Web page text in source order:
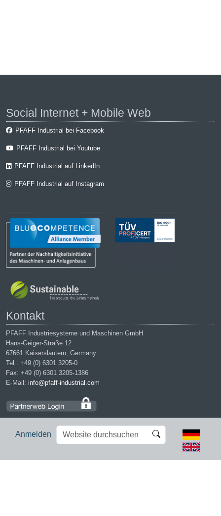
Anmelden
Website
durchsuchen
Erweiterte
Suche…
Social Internet + Mobile Web
PFAFF Industrial bei Facebook
PFAFF Industrial bei Youtube
PFAFF Industrial auf LinkedIn
PFAFF Industrial auf Instagram
Kontakt
PFAFF Industriesysteme und Maschinen GmbH
Hans-Geiger-Straße 12
67661 Kaiserslautern, Germany
Tel.: +49 (0) 6301 3205-0
Fax: +49 (0) 6301 3205-1386
E-Mail: info@pfaff-industrial.com